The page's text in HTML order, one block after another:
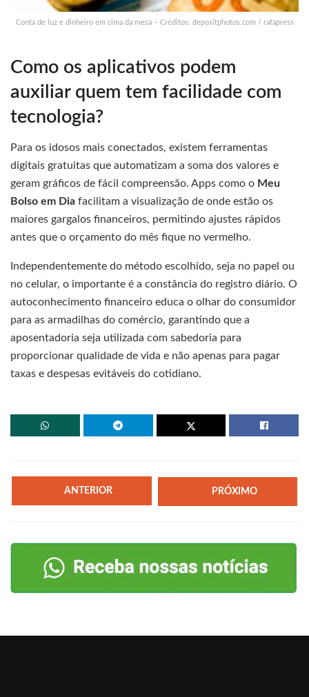
Conta de luz e dinheiro em cima da mesa – Créditos: depositphotos.com / rafapress
Como os aplicativos podem
auxiliar quem tem facilidade com
tecnologia?
Para os idosos mais conectados, existem ferramentas
digitais gratuitas que automatizam a soma dos valores e
geram gráficos de fácil compreensão. Apps como o Meu
Bolso em Dia facilitam a visualização de onde estão os
maiores gargalos financeiros, permitindo ajustes rápidos
antes que o orçamento do mês fique no vermelho.
Independentemente do método escolhido, seja no papel ou
no celular, o importante é a constância do registro diário. O
autoconhecimento financeiro educa o olhar do consumidor
para as armadilhas do comércio, garantindo que a
aposentadoria seja utilizada com sabedoria para
proporcionar qualidade de vida e não apenas para pagar
taxas e despesas evitáveis do cotidiano.
ANTERIOR PRÓXIMO